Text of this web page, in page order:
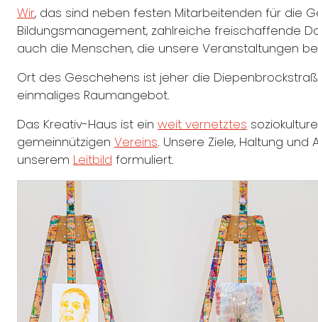
Wir, das sind neben festen Mitarbeitenden für die
Bildungsmanagement, zahlreiche freischaffende
auch die Menschen, die unsere Veranstaltungen
Ort des Geschehens ist jeher die
einmaliges Raumangebot.
Das Kreativ-Haus ist ein weit vernetztes
gemeinnützigen Vereins. Unsere Ziele, Haltung
unserem Leitbild formuliert.